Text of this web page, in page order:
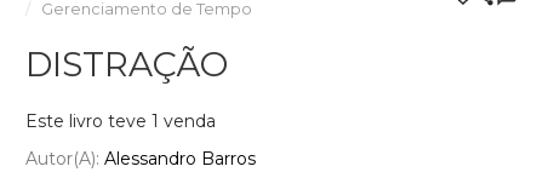
Gerenciamento de Tempo
DISTRAÇÃO
Este livro teve 1 venda
Autor(a): Alessandro Barros